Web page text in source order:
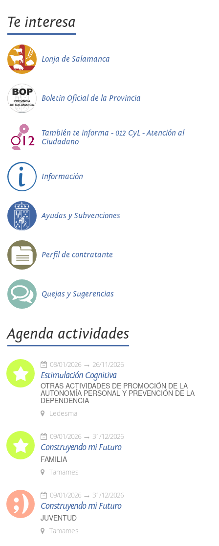
Te interesa
Lonja de Salamanca
Boletín Oficial de la Provincia
También te informa - 012 CyL - Atención al
Ciudadano
Información
Ayudas y Subvenciones
Perfil de contratante
Quejas y Sugerencias
Agenda actividades
08/01/2026 26/11/2026
Estimulación Cognitiva
OTRAS ACTIVIDADES DE PROMOCIÓN DE LA
AUTONOMÍA PERSONAL Y PREVENCIÓN DE LA
DEPENDENCIA
Ledesma
09/01/2026 31/12/2026
Construyendo mi Futuro
FAMILIA
Tamames
09/01/2026 31/12/2026
Construyendo mi Futuro
JUVENTUD
Tamames